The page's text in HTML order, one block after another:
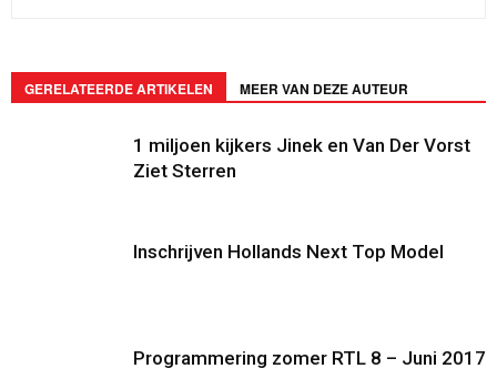
GERELATEERDE ARTIKELEN MEER VAN DEZE AUTEUR
1 miljoen kijkers Jinek en Van Der Vorst
Ziet Sterren
Inschrijven Hollands Next Top Model
Programmering zomer RTL 8 – Juni 2017